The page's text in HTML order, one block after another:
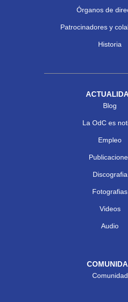
Órganos de
Patrocinadores y
Historia
Blog
La OdC es
Empleo
Discografia
Fotografias
Videos
Audio
Comunidad